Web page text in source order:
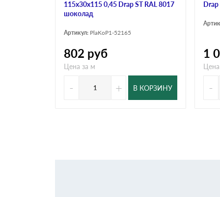
115х30х115 0,45 Drap ST RAL 8017
шоколад
Артикул: PlaKoP1-52165
802 руб
Цена за м
- + В КОРЗИНУ
1
-